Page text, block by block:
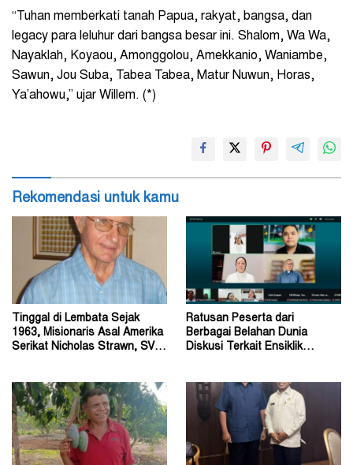
“Tuhan memberkati tanah Papua, rakyat, bangsa, dan
legacy para leluhur dari bangsa besar ini. Shalom, Wa Wa,
Nayaklah, Koyaou, Amonggolou, Amekkanio, Waniambe,
Sawun, Jou Suba, Tabea Tabea, Matur Nuwun, Horas,
Ya’ahowu,” ujar Willem. (*)
Rekomendasi untuk kamu
Tinggal di Lembata Sejak
1963, Misionaris Asal Amerika
Serikat Nicholas Strawn, SVD
Ratusan Peserta dari
Berbagai Belahan Dunia
Diskusi Terkait Ensiklik